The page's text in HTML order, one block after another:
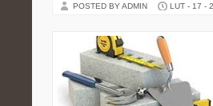
POSTED BY ADMIN LUT - 17 -